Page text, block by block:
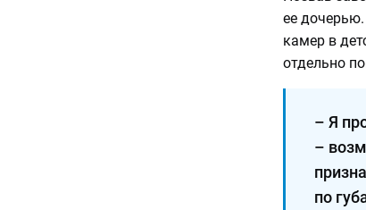
ее
камер в
отдельно
– Я
–
по